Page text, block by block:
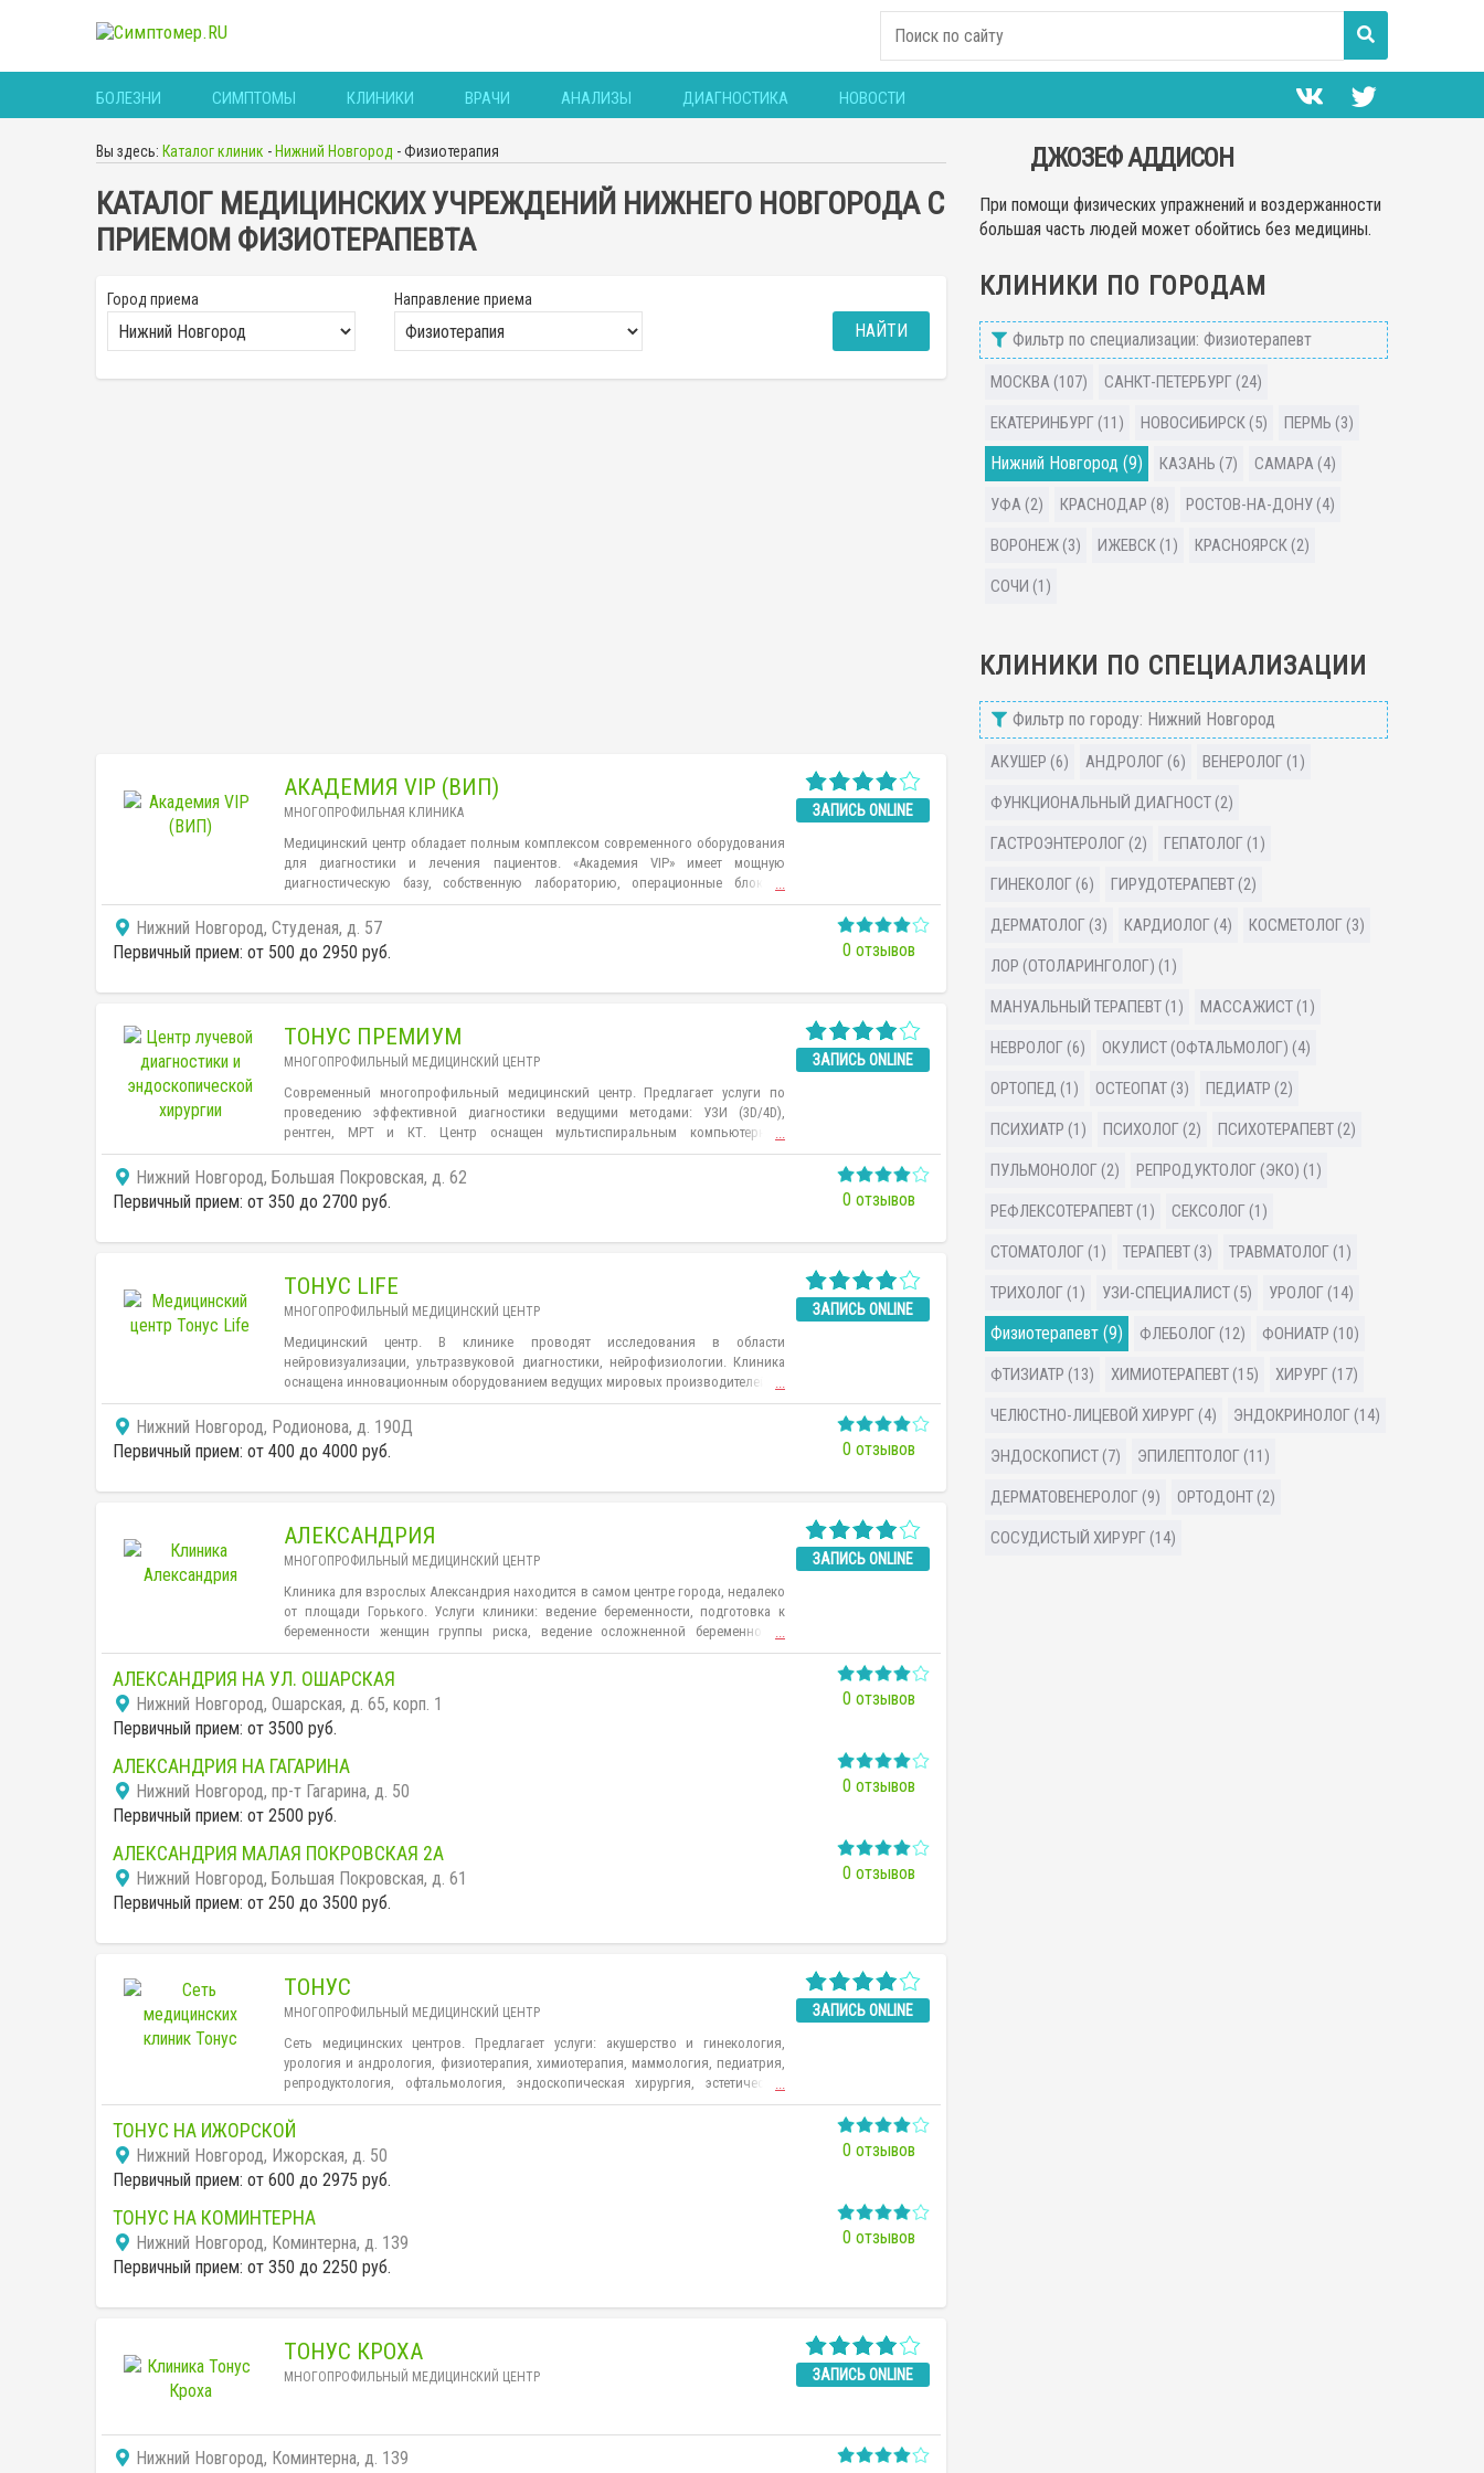
БОЛЕЗНИ СИМПТОМЫ КЛИНИКИ ВРАЧИ АНАЛИЗЫ ДИАГНОСТИКА НОВОСТИ
Вы здесь: Каталог клиник - Нижний Новгород -Физиотерапия
КАТАЛОГ МЕДИЦИНСКИХ УЧРЕЖДЕНИЙ НИЖНЕГО НОВГОРОДА С
ПРИЕМОМ ФИЗИОТЕРАПЕВТА
Город приема Направление приема
АКАДЕМИЯ VIP (ВИП)
МНОГОПРОФИЛЬНАЯ КЛИНИКА
Медицинский центр обладает полным комплексом современного оборудования
для диагностики и лечения пациентов. «Академия VIP» имеет мощную
диагностическую базу, собственную лабораторию, операционные блоки .
Проводится ультразвуковая диагностика органов и тканей; эндоскопическое и
флюорографическое исследования; рентген и многое другое. Специалисты
«Академии VIP» используют как проверенные временем, классические методики
лечения, так и инновационные технологии из арсенала современной медицины.
...
ЗАПИСЬ ONLINE
0 отзывов
Нижний Новгород, Студеная, д. 57
Первичный прием: от 500 до 2950 руб.
ТОНУС ПРЕМИУМ
МНОГОПРОФИЛЬНЫЙ МЕДИЦИНСКИЙ ЦЕНТР
Современный многопрофильный медицинский центр. Предлагает услуги по
проведению эффективной диагностики ведущими методами: УЗИ (3D/4D),
рентген, МРТ и КТ. Центр оснащен мультиспиральным компьютерным
томографом Somatom Emotion фирмы Siemens. Также в клинике ведут прием
узкие специалисты в различных областях медицины: гинекологи, аллергологи,
урологи, дерматологи, гастроэнтерологи, эндокринологи и др.
...
ЗАПИСЬ ONLINE
0 отзывов
Нижний Новгород, Большая Покровская, д. 62
Первичный прием: от 350 до 2700 руб.
ТОНУС LIFE
МНОГОПРОФИЛЬНЫЙ МЕДИЦИНСКИЙ ЦЕНТР
Медицинский центр. В клинике проводят исследования в области
нейровизуализации, ультразвуковой диагностики, нейрофизиологии. Клиника
оснащена инновационным оборудованием ведущих мировых производителей.
...
ЗАПИСЬ ONLINE
0 отзывов
Нижний Новгород, Родионова, д. 190Д
Первичный прием: от 400 до 4000 руб.
АЛЕКСАНДРИЯ
МНОГОПРОФИЛЬНЫЙ МЕДИЦИНСКИЙ ЦЕНТР
Клиника для взрослых Александрия находится в самом центре города, недалеко
от площади Горького. Услуги клиники: ведение беременности, подготовка к
беременности женщин группы риска, ведение осложненной беременности,
лечение плацентарной недостаточности, прием гинеколога, урология и
андрология, УЗИ 4D.
...
ЗАПИСЬ ONLINE
0 отзывов
АЛЕКСАНДРИЯ НА УЛ. ОШАРСКАЯ
Нижний Новгород, Ошарская, д. 65, корп. 1
Первичный прием: от 3500 руб.
0 отзывов
АЛЕКСАНДРИЯ НА ГАГАРИНА
Нижний Новгород, пр-т Гагарина, д. 50
Первичный прием: от 2500 руб.
0 отзывов
АЛЕКСАНДРИЯ МАЛАЯ ПОКРОВСКАЯ 2А
Нижний Новгород, Большая Покровская, д. 61
Первичный прием: от 250 до 3500 руб.
ТОНУС
МНОГОПРОФИЛЬНЫЙ МЕДИЦИНСКИЙ ЦЕНТР
Сеть медицинских центров. Предлагает услуги: акушерство и гинекология,
урология и андрология, физиотерапия, химиотерапия, маммология, педиатрия,
репродуктология, офтальмология, эндоскопическая хирургия, эстетическая
медицина, неврология и эпилептология, стоматология, диагностика.
...
ЗАПИСЬ ONLINE
0 отзывов
ТОНУС НА ИЖОРСКОЙ
Нижний Новгород, Ижорская, д. 50
Первичный прием: от 600 до 2975 руб.
0 отзывов
ТОНУС НА КОМИНТЕРНА
Нижний Новгород, Коминтерна, д. 139
Первичный прием: от 350 до 2250 руб.
ТОНУС КРОХА
МНОГОПРОФИЛЬНЫЙ МЕДИЦИНСКИЙ ЦЕНТР ЗАПИСЬ ONLINE
Нижний Новгород, Коминтерна, д. 139
ДЖОЗЕФ АДДИСОН
При помощи физических упражнений и воздержанности
большая часть людей может обойтись без медицины.
КЛИНИКИ ПО ГОРОДАМ
Фильтр по специализации: Физиотерапевт
МОСКВА (107) САНКТ-ПЕТЕРБУРГ (24)
ЕКАТЕРИНБУРГ (11) НОВОСИБИРСК (5) ПЕРМЬ (3)
Нижний Новгород (9) КАЗАНЬ (7) САМАРА (4)
УФА (2) КРАСНОДАР (8) РОСТОВ-НА-ДОНУ (4)
ВОРОНЕЖ (3) ИЖЕВСК (1) КРАСНОЯРСК (2)
СОЧИ (1)
КЛИНИКИ ПО СПЕЦИАЛИЗАЦИИ
Фильтр по городу: Нижний Новгород
АКУШЕР (6) АНДРОЛОГ (6) ВЕНЕРОЛОГ (1)
ФУНКЦИОНАЛЬНЫЙ ДИАГНОСТ (2)
ГАСТРОЭНТЕРОЛОГ (2) ГЕПАТОЛОГ (1)
ГИНЕКОЛОГ (6) ГИРУДОТЕРАПЕВТ (2)
ДЕРМАТОЛОГ (3) КАРДИОЛОГ (4) КОСМЕТОЛОГ (3)
ЛОР (ОТОЛАРИНГОЛОГ) (1)
МАНУАЛЬНЫЙ ТЕРАПЕВТ (1) МАССАЖИСТ (1)
НЕВРОЛОГ (6) ОКУЛИСТ (ОФТАЛЬМОЛОГ) (4)
ОРТОПЕД (1) ОСТЕОПАТ (3) ПЕДИАТР (2)
ПСИХИАТР (1) ПСИХОЛОГ (2) ПСИХОТЕРАПЕВТ (2)
ПУЛЬМОНОЛОГ (2) РЕПРОДУКТОЛОГ (ЭКО) (1)
РЕФЛЕКСОТЕРАПЕВТ (1) СЕКСОЛОГ (1)
СТОМАТОЛОГ (1) ТЕРАПЕВТ (3) ТРАВМАТОЛОГ (1)
ТРИХОЛОГ (1) УЗИ-СПЕЦИАЛИСТ (5) УРОЛОГ (14)
Физиотерапевт (9) ФЛЕБОЛОГ (12) ФОНИАТР (10)
ФТИЗИАТР (13) ХИМИОТЕРАПЕВТ (15) ХИРУРГ (17)
ЧЕЛЮСТНО-ЛИЦЕВОЙ ХИРУРГ (4) ЭНДОКРИНОЛОГ (14)
ЭНДОСКОПИСТ (7) ЭПИЛЕПТОЛОГ (11)
ДЕРМАТОВЕНЕРОЛОГ (9) ОРТОДОНТ (2)
СОСУДИСТЫЙ ХИРУРГ (14)